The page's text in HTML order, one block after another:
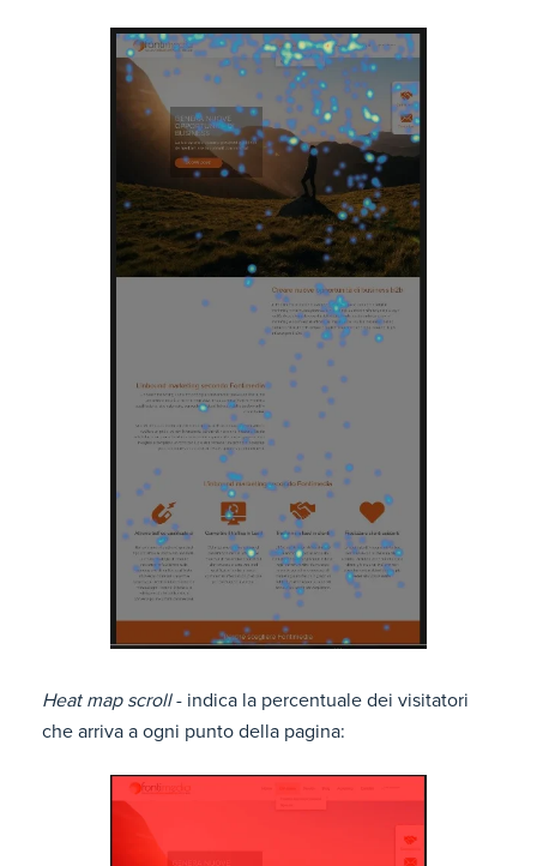
Heat map scroll- indica la percentuale dei visitatori
che arriva a ogni punto della pagina: